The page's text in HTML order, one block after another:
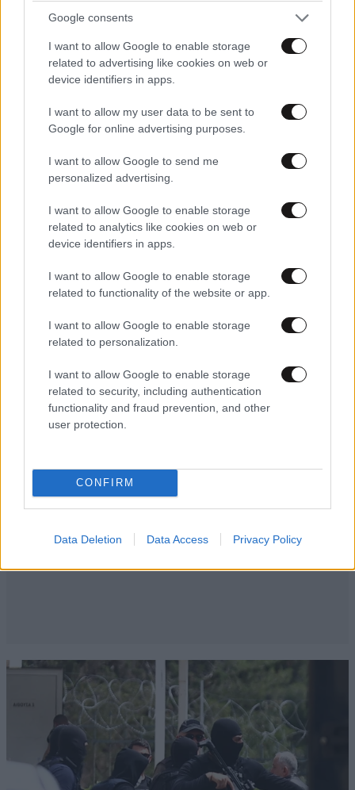
Google consents
I want to allow Google to enable storage
related to advertising like cookies on web or
device identifiers in apps.
I want to allow my user data to be sent to
Google for online advertising purposes.
I want to allow Google to send me
personalized advertising.
I want to allow Google to enable storage
related to analytics like cookies on web or
device identifiers in apps.
I want to allow Google to enable storage
related to functionality of the website or app.
I want to allow Google to enable storage
related to personalization.
I want to allow Google to enable storage
related to security, including authentication
functionality and fraud prevention, and other
user protection.
CONFIRM
Data Deletion Data Access Privacy Policy
LIFESTYLE08·08·2026 19:12
Εριέττα Κούρκουλου – Τα 33α γενέθλια και τα
φιλιά με τον Βύρωνα Βασιλειάδη: «Καμία στιγμή
ευτυχίας δεδομένη»